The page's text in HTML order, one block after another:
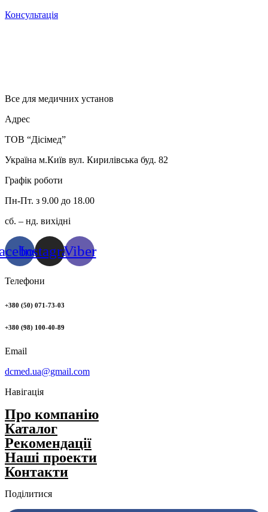
Консультація
Все для медичних установ
Адрес
ТОВ “Дісімед”
Україна м.Київ вул. Кирилівська буд. 82
Графік роботи
Пн-Пт. з 9.00 до 18.00
сб. – нд. вихідні
InstagramViber
Телефони
+380 (50) 071-73-03
+380 (98) 100-40-89
Email
dcmed.ua@gmail.com
Навігація
Про компанію
Каталог
Рекомендації
Нашi проекти
Контакти
Поділитися